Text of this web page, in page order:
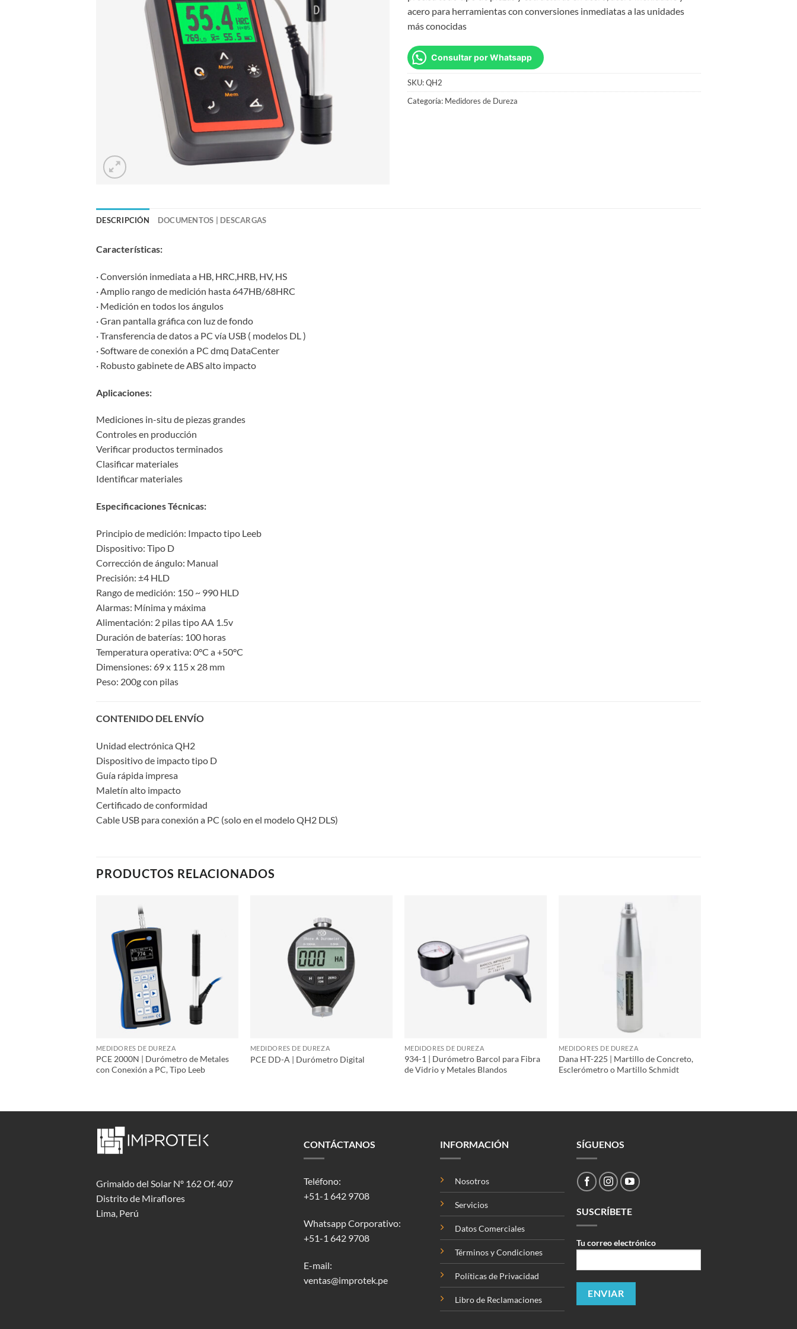
acero para herramientas con conversiones inmediatas a las unidades
más conocidas
Consultar por Whatsapp
SKU:QH2
Categoría: Medidores de Dureza
DESCRIPCIÓN DOCUMENTOS | DESCARGAS
Características:
· Conversión inmediata a HB, HRC,HRB, HV, HS
· Amplio rango de medición hasta 647HB/68HRC
· Medición en todos los ángulos
· Gran pantalla gráfica con luz de fondo
· Transferencia de datos a PC vía USB ( modelos DL )
· Software de conexión a PC dmq DataCenter
· Robusto gabinete de ABS alto impacto
Aplicaciones:
Mediciones in-situ de piezas grandes
Controles en producción
Verificar productos terminados
Clasificar materiales
Identificar materiales
Especificaciones Técnicas:
Principio de medición: Impacto tipo Leeb
Dispositivo: Tipo D
Corrección de ángulo: Manual
Precisión: ±4 HLD
Rango de medición: 150 ~ 990 HLD
Alarmas: Mínima y máxima
Alimentación: 2 pilas tipo AA 1.5v
Duración de baterías: 100 horas
Temperatura operativa: 0°C a +50°C
Dimensiones: 69 x 115 x 28 mm
Peso: 200g con pilas
CONTENIDO DEL ENVÍO
Unidad electrónica QH2
Dispositivo de impacto tipo D
Guía rápida impresa
Maletín alto impacto
Certificado de conformidad
Cable USB para conexión a PC (solo en el modelo QH2 DLS)
PRODUCTOS RELACIONADOS
MEDIDORES DE DUREZA
PCE 2000N | Durómetro de Metales
con Conexión a PC, Tipo Leeb
MEDIDORES DE DUREZA
PCE DD-A | Durómetro Digital
MEDIDORES DE DUREZA
934-1 | Durómetro Barcol para Fibra
de Vidrio y Metales Blandos
MEDIDORES DE DUREZA
Dana HT-225 | Martillo de Concreto,
Esclerómetro o Martillo Schmidt
Grimaldo del Solar Nº 162 Of. 407
Distrito de Miraflores
Lima, Perú
CONTÁCTANOS
Teléfono:
+51-1 642 9708
Whatsapp Corporativo:
+51-1 642 9708
E-mail:
ventas@improtek.pe
INFORMACIÓN
Nosotros
Servicios
Datos Comerciales
Términos y Condiciones
Políticas de Privacidad
Libro de Reclamaciones
SÍGUENOS
SUSCRÍBETE
Tu correo electrónico